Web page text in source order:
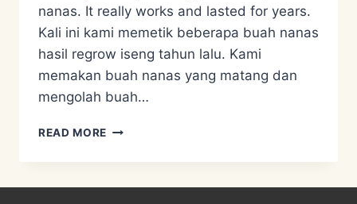
nanas. It really works and lasted for years.
Kali ini kami memetik beberapa buah nanas
hasil regrow iseng tahun lalu. Kami
memakan buah nanas yang matang dan
mengolah buah…
READ MORE REGROW
PENGGUNAAN